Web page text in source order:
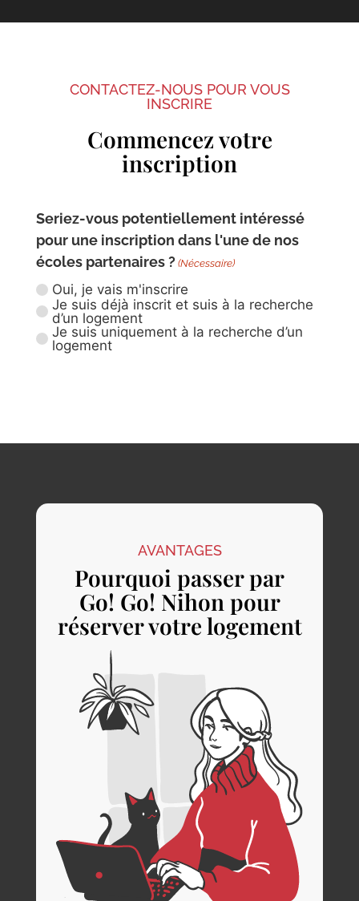
CONTACTEZ-NOUS POUR VOUS
INSCRIRE
Commencez votre
inscription
Seriez-vous potentiellement intéressé
pour une inscription dans l'une de nos
écoles partenaires ? (Nécessaire)
Oui, je vais m'inscrire
Je suis déjà inscrit et suis à la recherche
d’un logement
Je suis uniquement à la recherche d’un
logement
AVANTAGES
Pourquoi passer par
Go! Go! Nihon pour
réserver votre logement